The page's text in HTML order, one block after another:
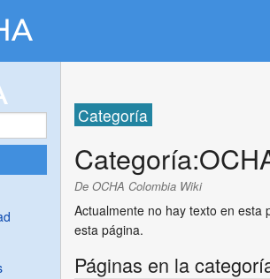
Categoría
Categoría:
De OCHA Colombia Wiki
Actualmente no hay texto en esta
esta página.
Páginas en la